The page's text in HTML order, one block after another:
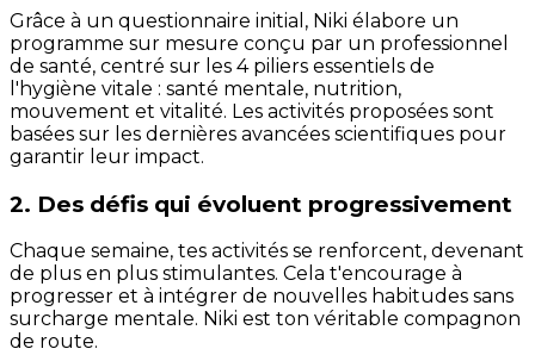
Grâce à un questionnaire initial, Niki élabore un
programme sur mesure conçu par un professionnel
de santé, centré sur les 4 piliers essentiels de
l'hygiène vitale : santé mentale, nutrition,
mouvement et vitalité. Les activités proposées sont
basées sur les dernières avancées scientifiques pour
garantir leur impact.
2. Des défis qui évoluent progressivement
Chaque semaine, tes activités se renforcent, devenant
de plus en plus stimulantes. Cela t'encourage à
progresser et à intégrer de nouvelles habitudes sans
surcharge mentale. Niki est ton véritable compagnon
de route.